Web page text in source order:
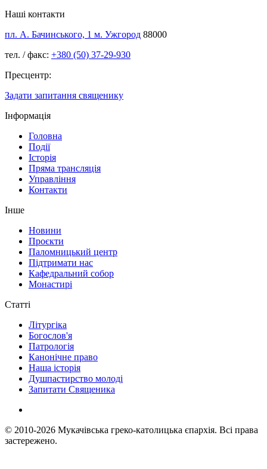
Наші контакти
пл. А. Бачинського, 1 м. Ужгород 88000
тел. / факс: +380 (50) 37-29-930
Пресцентр:
Задати запитання священику
Інформація
Головна
Події
Історія
Пряма трансляція
Управління
Контакти
Інше
Новини
Проєкти
Паломницький центр
Підтримати нас
Кафедральний собор
Монастирі
Статті
Літургіка
Богослов'я
Патрологія
Канонічне право
Наша історія
Душпастирство молоді
Запитати Священика
© 2010-2026 Мукачівська греко-католицька єпархія. Всі права
застережено.